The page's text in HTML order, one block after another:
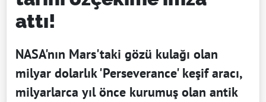
attı!
NASA'nın Mars'taki gözü kulağı olan
milyar dolarlık 'Perseverance' keşif aracı,
milyarlarca yıl önce kurumuş olan antik